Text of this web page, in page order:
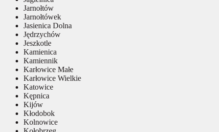
Jarnołtów
Jarnołtówek
Jasienica Dolna
Jędrzychów
Jeszkotle
Kamienica
Kamiennik
Karłowice Małe
Karłowice Wielkie
Katowice
Kępnica
Kijów
Kłodobok
Kolnowice